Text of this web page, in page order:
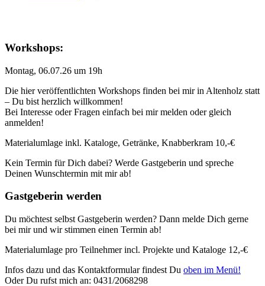
Workshops:
Montag, 06.07.26 um 19h
Die hier veröffentlichten Workshops finden bei mir in Altenholz statt
– Du bist herzlich willkommen!
Bei Interesse oder Fragen einfach bei mir melden oder gleich
anmelden!
Materialumlage inkl. Kataloge, Getränke, Knabberkram 10,-€
Kein Termin für Dich dabei? Werde Gastgeberin und spreche
Deinen Wunschtermin mit mir ab!
Gastgeberin werden
Du möchtest selbst Gastgeberin werden? Dann melde Dich gerne
bei mir und wir stimmen einen Termin ab!
Materialumlage pro Teilnehmer incl. Projekte und Kataloge 12,-€
Infos dazu und das Kontaktformular findest Du oben im Menü!
Oder Du rufst mich an: 0431/2068298